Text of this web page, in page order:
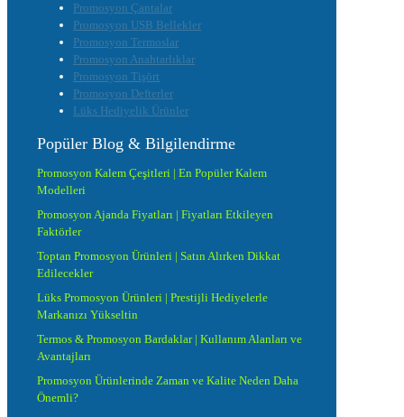
Promosyon Çantalar
Promosyon USB Bellekler
Promosyon Termoslar
Promosyon Anahtarlıklar
Promosyon Tişört
Promosyon Defterler
Lüks Hediyelik Ürünler
Popüler Blog & Bilgilendirme
Promosyon Kalem Çeşitleri | En Popüler Kalem
Modelleri
Promosyon Ajanda Fiyatları | Fiyatları Etkileyen
Faktörler
Toptan Promosyon Ürünleri | Satın Alırken Dikkat
Edilecekler
Lüks Promosyon Ürünleri | Prestijli Hediyelerle
Markanızı Yükseltin
Termos & Promosyon Bardaklar | Kullanım Alanları ve
Avantajları
Promosyon Ürünlerinde Zaman ve Kalite Neden Daha
Önemli?